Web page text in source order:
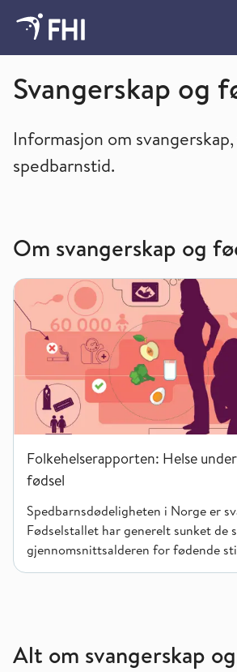
Oppvekst og livsløp
Svangerskap og
Informasjon om
spedbarnstid.
Om svangerskap og
Helse under svangerskap og fødsel
Folkehelserapporten: Helse
fødsel
Spedbarnsdødeligheten i Norge er
Fødselstallet har generelt sunket de
gjennomsnittsalderen for fødende
Alt om svangerskap